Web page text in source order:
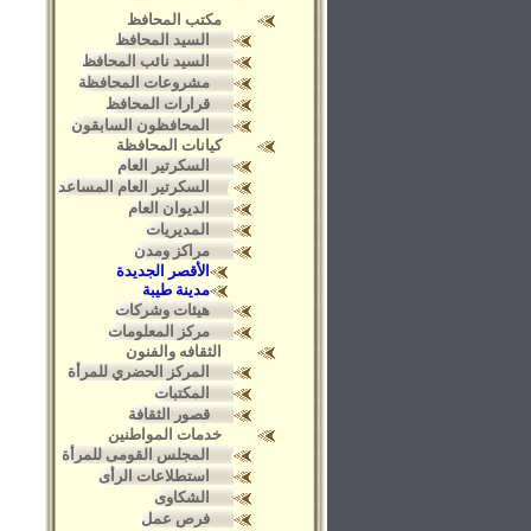
مكتب المحافظ
السيد المحافظ
السيد نائب المحافظ
مشروعات المحافظة
قرارات المحافظ
المحافظون السابقون
كيانات المحافظة
السكرتير العام
السكرتير العام المساعد
الديوان العام
المديريات
مراكز ومدن
الأقصر الجديدة
مدينة طيبة
هيئات وشركات
مركز المعلومات
الثقافه والفنون
المركز الحضري للمرأة
المكتبات
قصور الثقافة
خدمات المواطنين
المجلس القومى للمرأة
استطلاعات الرأى
الشكاوى
فرص عمل